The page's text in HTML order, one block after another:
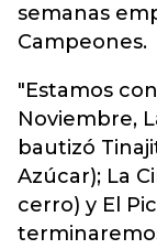
semanas
Campeones.
"Estamos
Noviembre,
bautizó
Azúcar); La
cerro) y El